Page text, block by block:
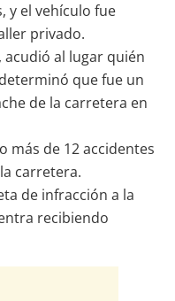
y el vehículo fue
privado.
al lugar quién
que fue un
de la carretera en
más de 12 accidentes
carretera.
de infracción a la
recibiendo